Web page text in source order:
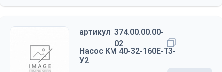
артикул: 374.00.00.00-
02
Насос КМ 40-32-160Е-Т3-
У2